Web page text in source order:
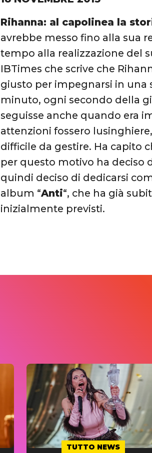
Rihanna: al capolinea la
avrebbe messo fino alla sua
tempo alla realizzazione del
IBTimes che scrive che
giusto per impegnarsi in una
minuto, ogni secondo della
seguisse anche quando era
attenzioni fossero
difficile da gestire. Ha capito
per questo motivo ha deciso
quindi deciso di dedicarsi
album “Anti“, che ha già
inizialmente previsti.
TUTTO NEWS